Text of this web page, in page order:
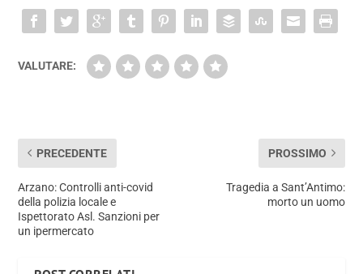
VALUTARE:
PRECEDENTE
Arzano: Controlli anti-covid
della polizia locale e
Ispettorato Asl. Sanzioni per
un ipermercato
PROSSIMO
Tragedia a Sant’Antimo:
morto un uomo